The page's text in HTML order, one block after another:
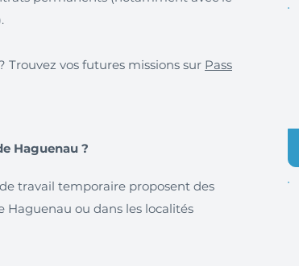
vos futures missions sur Pass
Haguenau ?
travail temporaire proposent des
ou dans les localités